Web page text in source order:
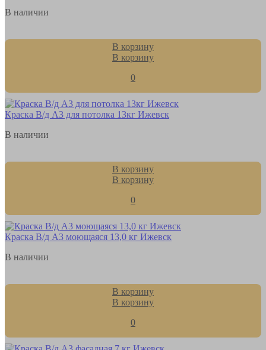
В наличии
В корзину
В корзину
0
Краска В/д А3 для потолка 13кг Ижевск
В наличии
В корзину
В корзину
0
Краска В/д А3 моющаяся 13,0 кг Ижевск
В наличии
В корзину
В корзину
0